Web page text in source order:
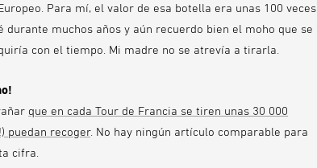
Para mí, el valor de esa botella era unas 100 veces
muchos años y aún recuerdo bien el moho que se
con el tiempo. Mi madre no se atrevía a tirarla.
que en cada Tour de Francia se tiren unas 30 000
puedan recoger. No hay ningún artículo comparable para
cifra.